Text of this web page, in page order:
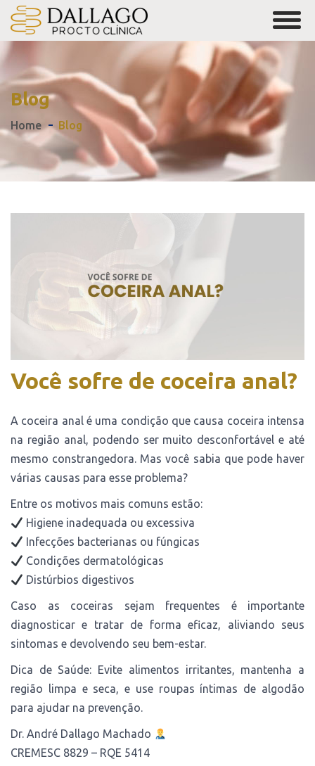
Blog
Home Blog
Você sofre de coceira anal?
A coceira anal é uma condição que causa coceira intensa
na região anal, podendo ser muito desconfortável e até
mesmo constrangedora. Mas você sabia que pode haver
várias causas para esse problema?
Entre os motivos mais comuns estão:
Higiene inadequada ou excessiva
Infecções bacterianas ou fúngicas
Condições dermatológicas
Distúrbios digestivos
Caso as coceiras sejam frequentes é importante
diagnosticar e tratar de forma eficaz, aliviando seus
sintomas e devolvendo seu bem-estar.
Dica de Saúde: Evite alimentos irritantes, mantenha a
região limpa e seca, e use roupas íntimas de algodão
para ajudar na prevenção.
Dr. André Dallago Machado
CREMESC 8829 – RQE 5414